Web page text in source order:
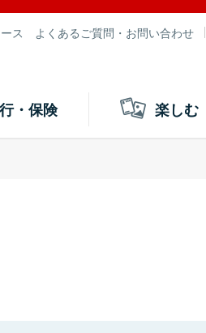
ス よくあるご質問・お問い合わせ
・保険 楽しむ